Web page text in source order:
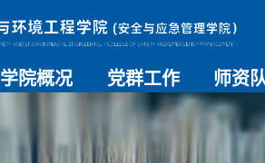
学院概况 党群工作 师资
师资总
导师名
教师简